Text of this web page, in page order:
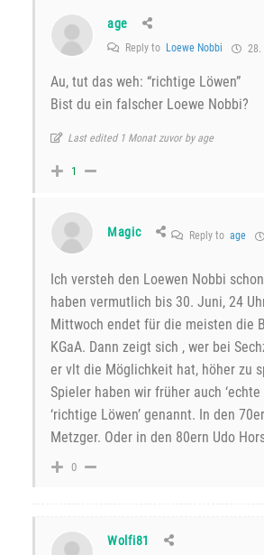
age
Reply to Loewe Nobbi 28.
Au, tut das weh: “richtige Löwen”
Bist du ein falscher Loewe Nobbi?
Last edited 1 Monat zuvor by age
1
Magic Reply to age
Ich versteh den Loewen Nobbi
haben vermutlich bis 30. Juni, 24
Mittwoch endet für die meisten die
KGaA. Dann zeigt sich , wer bei
er vlt die Möglichkeit hat, höher zu
Spieler haben wir früher auch ‘echte
‘richtige Löwen’ genannt. In den
Metzger. Oder in den 80ern Udo
0
Wolfi81